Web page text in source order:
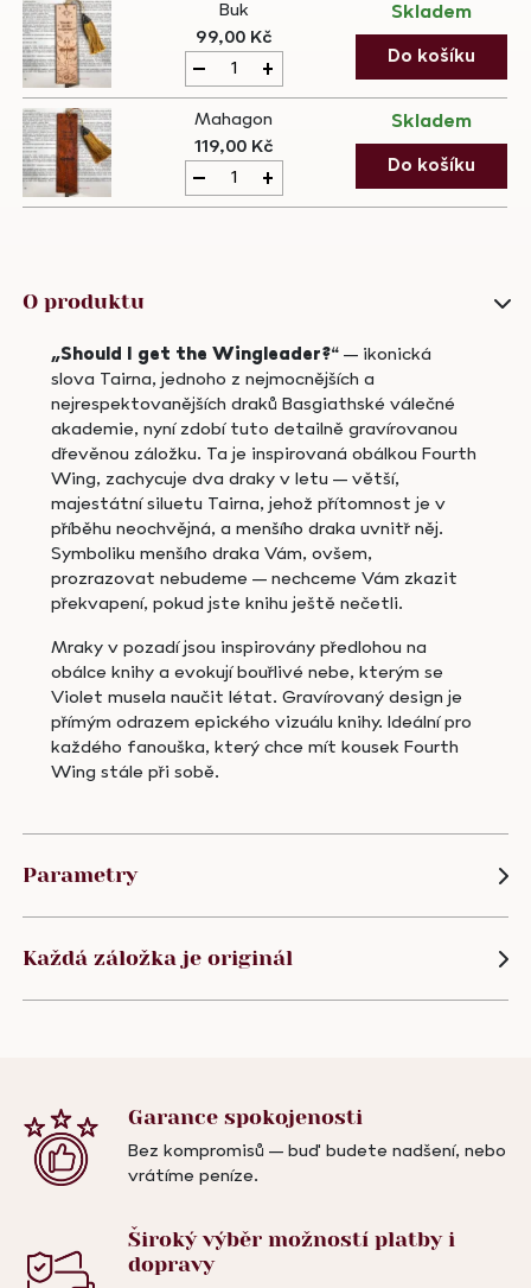
Buk
99,00 Kč
Dřevěná
záložka:
křídlo
(Fourth
Wing)
quantity
+
Skladem
Do košíku
Mahagon
119,00 Kč
Dřevěná
záložka:
+
Skladem
Do košíku
O produktu
„Should I get the Wingleader?“ – ikonická
slova Tairna, jednoho z nejmocnějších a
nejrespektovanějších draků Basgiathské válečné
akademie, nyní zdobí tuto detailně gravírovanou
dřevěnou záložku. Ta je inspirovaná obálkou Fourth
Wing, zachycuje dva draky v letu – větší,
majestátní siluetu Tairna, jehož přítomnost je v
příběhu neochvějná, a menšího draka uvnitř něj.
Symboliku menšího draka Vám, ovšem,
prozrazovat nebudeme – nechceme Vám zkazit
překvapení, pokud jste knihu ještě nečetli.
Mraky v pozadí jsou inspirovány předlohou na
obálce knihy a evokují bouřlivé nebe, kterým se
Violet musela naučit létat. Gravírovaný design je
přímým odrazem epického vizuálu knihy. Ideální pro
každého fanouška, který chce mít kousek Fourth
Wing stále při sobě.
Parametry
Každá záložka je originál
Garancespokojenosti
Bez kompromisů – buď budete nadšení, nebo
vrátíme peníze.
Široký výběr možnostíplatby i
dopravy